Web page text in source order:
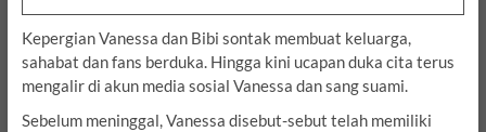
Kepergian Vanessa dan Bibi sontak membuat keluarga,
sahabat dan fans berduka. Hingga kini ucapan duka cita terus
mengalir di akun media sosial Vanessa dan sang suami.
Sebelum meninggal, Vanessa disebut-sebut telah memiliki